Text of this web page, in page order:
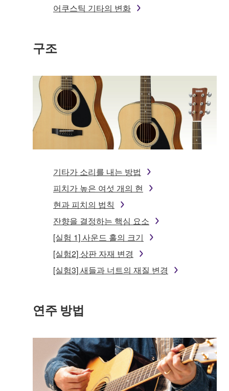
어쿠스틱 기타의 변화
구조
기타가 소리를 내는 방법
피치가 높은 여섯 개의 현
현과 피치의 법칙
잔향을 결정하는 핵심 요소
[실험 1] 사운드 홀의 크기
[실험2] 상판 자재 변경
[실험3] 새들과 너트의 재질 변경
연주 방법